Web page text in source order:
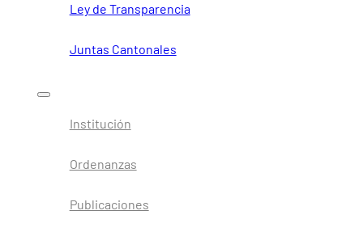
Ley de Transparencia
Juntas Cantonales
Institución
Ordenanzas
Publicaciones